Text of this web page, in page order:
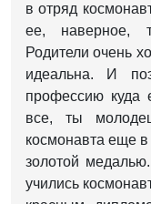
в отряд
ее, наверное,
Родители очень
идеальна. И
профессию куда
все, ты
космонавта еще
золотой
учились